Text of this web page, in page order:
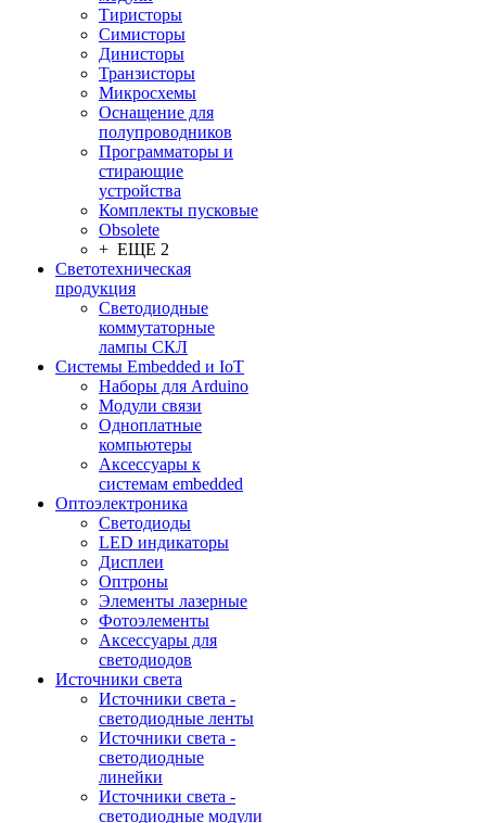
Тиристоры
Симисторы
Динисторы
Транзисторы
Микросхемы
Оснащение для
полупроводников
Программаторы и
стирающие
устройства
Комплекты пусковые
Obsolete
+ ЕЩЕ 2
Светотехническая
продукция
Светодиодные
коммутаторные
лампы СКЛ
Системы Embedded и IoT
Наборы для Arduino
Модули связи
Одноплатные
компьютеры
Аксессуары к
системам embedded
Oптоэлектроника
Светодиоды
LED индикаторы
Дисплеи
Оптроны
Элементы лазерные
Фотоэлементы
Аксессуары для
светодиодов
Источники света
Источники света -
светодиодные ленты
Источники света -
светодиодные
линейки
Источники света -
светодиодные модули